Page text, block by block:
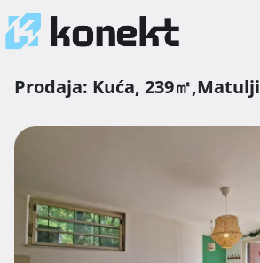
Prodaja: Kuća, 239㎡,Matulji